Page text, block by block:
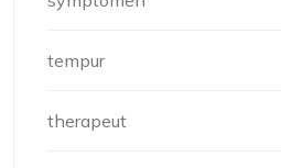
tempur
therapeut